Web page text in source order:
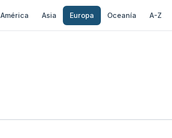
América Asia Europa Oceanía A-Z